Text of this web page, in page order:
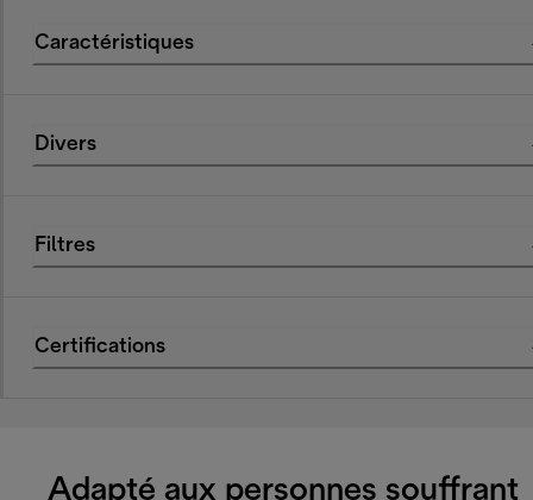
Caractéristiques
Divers
Filtres
Certifications
Adapté aux personnes souffrant